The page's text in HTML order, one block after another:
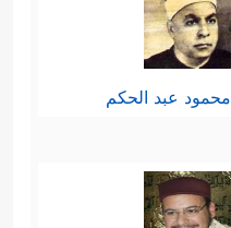
محمود عبد الحكم